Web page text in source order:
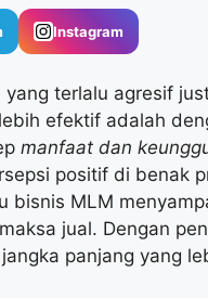
Instagram
terlalu agresif
efektif adalah
manfaat dan
positif di benak
MLM
jual. Dengan
panjang yang